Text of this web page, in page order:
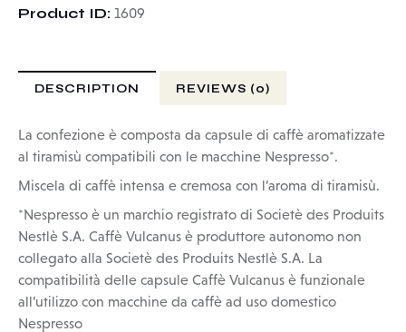
Product ID: 1609
DESCRIPTION REVIEWS (0)
La confezione è composta da capsule di caffè aromatizzate
al tiramisù compatibili con le macchine Nespresso*.
Miscela di caffè intensa e cremosa con l’aroma di tiramisù.
*Nespresso è un marchio registrato di Societè des Produits
Nestlè S.A. Caffè Vulcanus è produttore autonomo non
collegato alla Societè des Produits Nestlè S.A. La
compatibilità delle capsule Caffè Vulcanus è funzionale
all’utilizzo con macchine da caffè ad uso domestico
Nespresso